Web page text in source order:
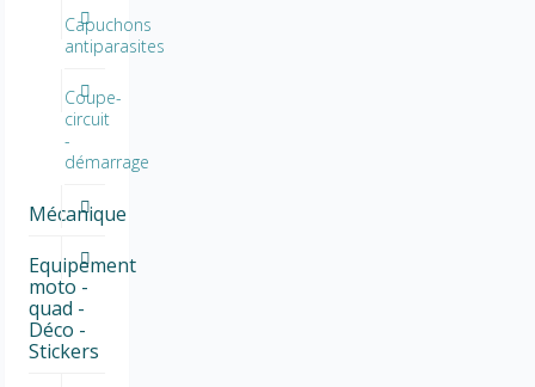
Capuchons
antiparasites
Coupe-
circuit
-
démarrage
Mécanique
Equipement
moto -
quad -
Déco -
Stickers